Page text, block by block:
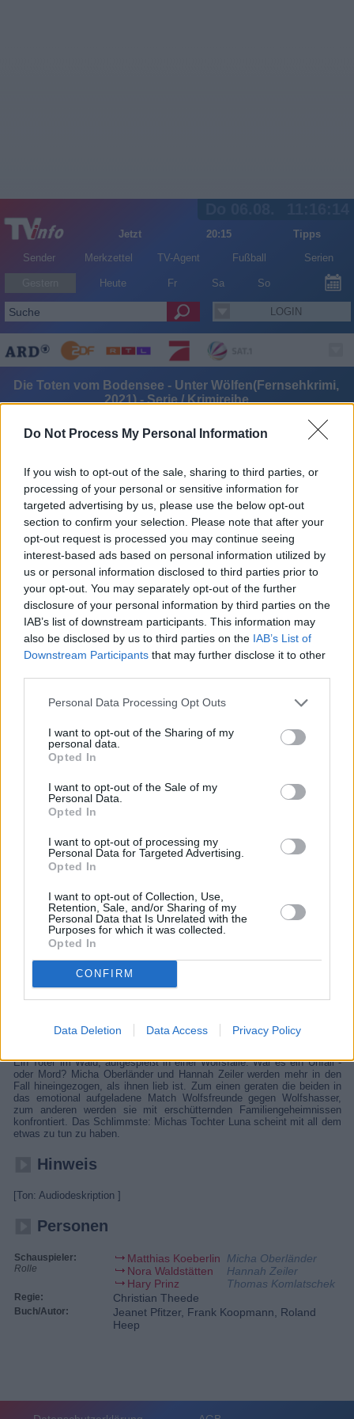
Do Not Process My Personal Information
If you wish to opt-out of the sale, sharing to third parties, or
processing of your personal or sensitive information for
targeted advertising by us, please use the below opt-out
section to confirm your selection. Please note that after your
opt-out request is processed you may continue seeing
interest-based ads based on personal information utilized by
us or personal information disclosed to third parties prior to
your opt-out. You may separately opt-out of the further
disclosure of your personal information by third parties on the
IAB’s list of downstream participants. This information may
also be disclosed by us to third parties on the IAB’s List of
Downstream Participants that may further disclose it to other
Personal Data Processing Opt Outs
I want to opt-out of the Sharing of my
personal data.
Opted In
I want to opt-out of the Sale of my
Personal Data.
Opted In
I want to opt-out of processing my
Personal Data for Targeted Advertising.
Opted In
I want to opt-out of Collection, Use,
Retention, Sale, and/or Sharing of my
Personal Data that Is Unrelated with the
Purposes for which it was collected.
Opted In
CONFIRM
Data Deletion Data Access Privacy Policy
Jetzt 20:15
Tipps
Sender
Merkzettel TV-Agent Fußball Serien
Heute Fr Sa So
LOGIN
Alle Sender
Die Toten vom Bodensee - Unter Wölfen(Fernsehkrimi,
2021) - Serie / Krimireihe
Die Toten vom Bodensee
Details
Ein Toter im Wald, aufgespießt in einer Wolfsfalle. War es ein Unfall -
oder Mord? Micha Oberländer und Hannah Zeiler werden mehr in den
Fall hineingezogen, als ihnen lieb ist. Zum einen geraten die beiden in
das emotional aufgeladene Match Wolfsfreunde gegen Wolfshasser,
zum anderen werden sie mit erschütternden Familiengeheimnissen
konfrontiert. Das Schlimmste: Michas Tochter Luna scheint mit all dem
etwas zu tun zu haben.
Hinweis
[Ton: Audiodeskription ]
Personen
Schauspieler:
Rolle
Matthias Koeberlin
Micha Oberländer
Nora Waldstätten
Hannah Zeiler
Hary Prinz
Thomas Komlatschek
Regie: Christian Theede
Buch/Autor:
Jeanet Pfitzer, Frank Koopmann, Roland
Heep